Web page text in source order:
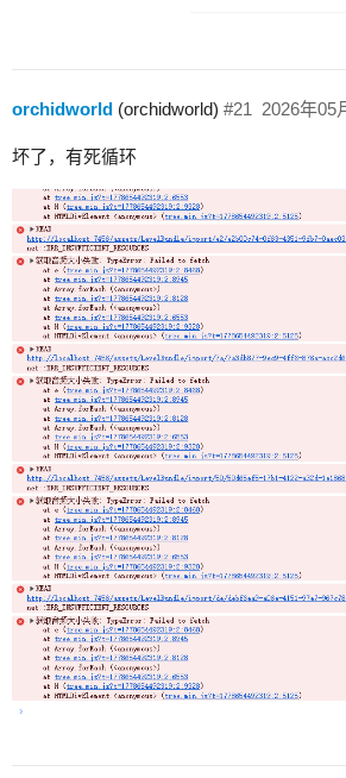
orchidworld (orchidworld) 2026年05
#21
坏了，有死循环